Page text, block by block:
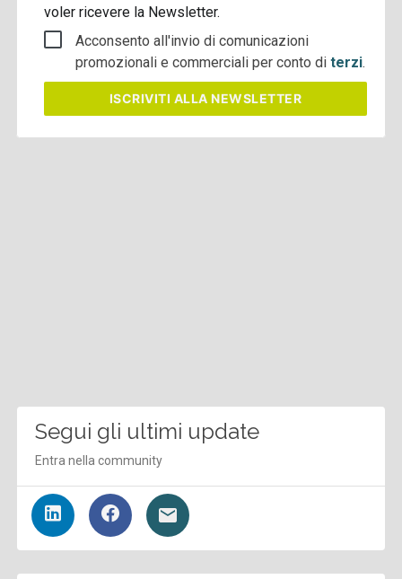
voler ricevere la Newsletter.
Acconsento all'invio di comunicazioni
promozionali e commerciali per conto diterzi.
ISCRIVITI ALLA NEWSLETTER
Segui gli ultimi update
Entra nella community